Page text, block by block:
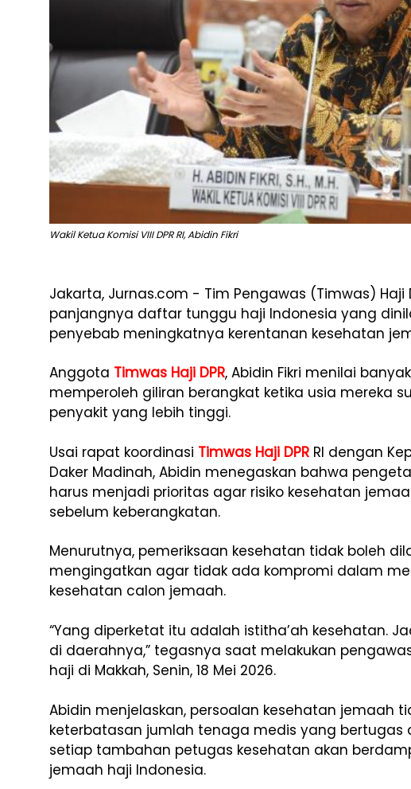
Wakil Ketua Komisi VIII DPR RI, Abidin Fikri
Jakarta, Jurnas.com - Tim Pengawas (Timwas) Haji
panjangnya daftar tunggu haji Indonesia yang
penyebab meningkatnya kerentanan kesehatan
Anggota Timwas Haji DPR, Abidin Fikri menilai
memperoleh giliran berangkat ketika usia mereka
penyakit yang lebih tinggi.
Usai rapat koordinasi Timwas Haji DPR RI dengan
Daker Madinah, Abidin menegaskan bahwa
harus menjadi prioritas agar risiko kesehatan
sebelum keberangkatan.
Menurutnya, pemeriksaan kesehatan tidak boleh
mengingatkan agar tidak ada kompromi dalam
kesehatan calon jemaah.
“Yang diperketat itu adalah istitha’ah kesehatan.
di daerahnya,” tegasnya saat melakukan
haji di Makkah, Senin, 18 Mei 2026.
Abidin menjelaskan, persoalan kesehatan jemaah
keterbatasan jumlah tenaga medis yang bertugas
setiap tambahan petugas kesehatan akan
jemaah haji Indonesia.